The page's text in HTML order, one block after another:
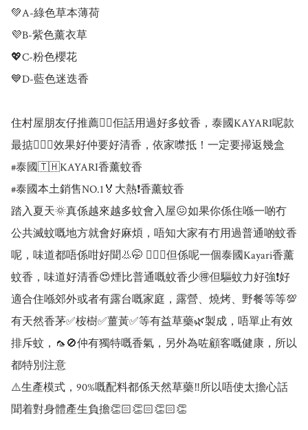
💚A-綠色草本薄荷
💜B-紫色薰衣草
💖C-粉色櫻花
💙D-藍色迷迭香
住村屋朋友仔推薦👍🏻佢話用過好多蚊香，泰國KAYARI呢款
最掂👍🏻😎效果好仲要好清香，依家噤抵！一定要掃返幾盒
#泰國🇹🇭KAYARI香薰蚊香
#泰國本土銷售NO.1🏅大熱❗香薰蚊香
踏入夏天🌞真係越來越多蚊會入屋😖如果你係住喺一啲冇
公共滅蚊嘅地方就會好麻煩，唔知大家有冇用過普通啲蚊香
呢，味道都唔係咁好聞👃🤭 💁🏻‍♀️但係呢一個泰國Kayari香薰
蚊香，味道好清香😍煙比普通嘅蚊香少🉐但驅蚊力好強❗好
適合住喺郊外或者有露台嘅家庭，露營、燒烤、野餐等等💯
有天然香茅✅桉樹✅薑黃✅等有益草藥🌿製成，唔單止有效
排斥蚊，🦟🚫仲有獨特嘅香氣，另外為咗顧客嘅健康，所以
都特別注意
⚠️生產模式，90%嘅配料都係天然草藥‼️所以唔使太擔心話
聞着對身體產生負擔👏🏻👏🏻👏🏻👏